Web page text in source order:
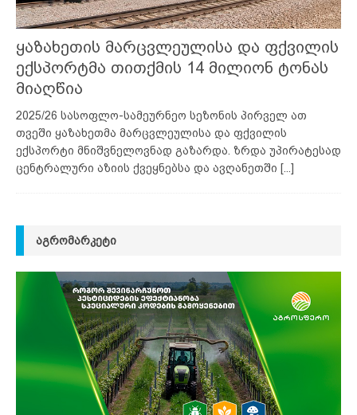
ყაზახეთის მარცვლეულისა და ფქვილის
ექსპორტმა თითქმის 14 მილიონ ტონას
მიაღწია
2025/26 სასოფლო-სამეურნეო სეზონის პირველ ათ
თვეში ყაზახეთმა მარცვლეულისა და ფქვილის
ექსპორტი მნიშვნელოვნად გაზარდა. ზრდა უპირატესად
ცენტრალური აზიის ქვეყნებსა და ავღანეთში [...]
ᲐᲒᲠᲝᲛᲐᲠᲙᲔᲢᲘ